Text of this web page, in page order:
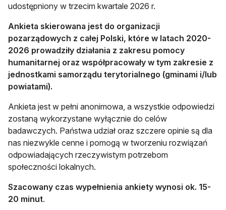
udostępniony w trzecim kwartale 2026 r.
Ankieta skierowana jest do organizacji
pozarządowych z całej Polski, które w latach 2020-
2026 prowadziły działania z zakresu pomocy
humanitarnej oraz współpracowały w tym zakresie z
jednostkami samorządu terytorialnego (gminami i/lub
powiatami).
Ankieta jest w pełni anonimowa, a wszystkie odpowiedzi
zostaną wykorzystane wyłącznie do celów
badawczych. Państwa udział oraz szczere opinie są dla
nas niezwykle cenne i pomogą w tworzeniu rozwiązań
odpowiadających rzeczywistym potrzebom
społeczności lokalnych.
Szacowany czas wypełnienia ankiety wynosi ok. 15-
20 minut.